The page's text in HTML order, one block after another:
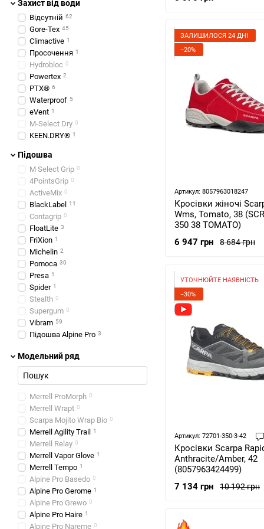
ЗАЛИШИЛОСЯ 24 ДНІ
−20%
Артикул: 8057963018247
Кросівки жіночі
Wms, Tomato, 38
350 38 TOMATO)
8 684 грн
6 947 грн
УТОЧНЮЙТЕ НАЯВНІСТЬ
−30%
Артикул: 72701-350-3-42
Кросівки Scarpa
Anthracite/Amber, 42
(8057963424499)
10 192 грн
7 134 грн
30.7
31 1
31.5
33
34
Захист від води
Відсутній 62
Gore-Tex 45
Climactive 1
Просочення 1
Hydrobloc 0
Powertex 2
PTX® 6
Waterproof 5
eVent 1
M-Select Dry 0
KEEN.DRY® 1
Підошва
M Select Grip 0
4PointsGrip 0
ActiveMix 0
BlackLabel 11
Contagrip 0
FloatLite 3
FriXion 1
Michelin 2
Pomoca 30
Presa 1
Spider 1
Stealth 0
Supergum 0
Vibram 59
Підошва Alpine Pro 3
Підошва Asolo
0
Підошва Keen
Підошва La Sportiva
Підошва Lafuma
Підошва LOWA
Підошва Merrell 13
Модельний ряд
Merrell ProMorph 0
Merrell Wrapt 0
Scarpa Mojito Wrap Bio 0
Merrell Agility Trail 1
Merrell Relay 0
Merrell Vapor Glove 1
Merrell Tempo 1
Alpine Pro Basedo 0
Alpine Pro Gerome 1
Alpine Pro Grewo 0
Alpine Pro Haire 1
Alpine Pro Nareme 0